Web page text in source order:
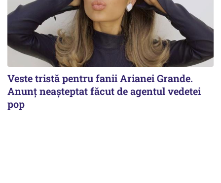
Veste tristă pentru fanii Arianei Grande.
Anunț neașteptat făcut de agentul vedetei
pop